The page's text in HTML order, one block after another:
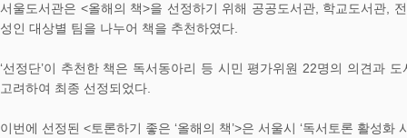
서울도서관은 <올해의 책>을 선정하기 위해 공공도서관, 학교도서관,
성인 대상별 팀을 나누어 책을 추천하였다.
‘선정단’이 추천한 책은 독서동아리 등 시민 평가위원 22명의 의견과
고려하여 최종 선정되었다.
이번에 선정된 <토론하기 좋은 ‘올해의 책’>은 서울시 ‘독서토론 활성